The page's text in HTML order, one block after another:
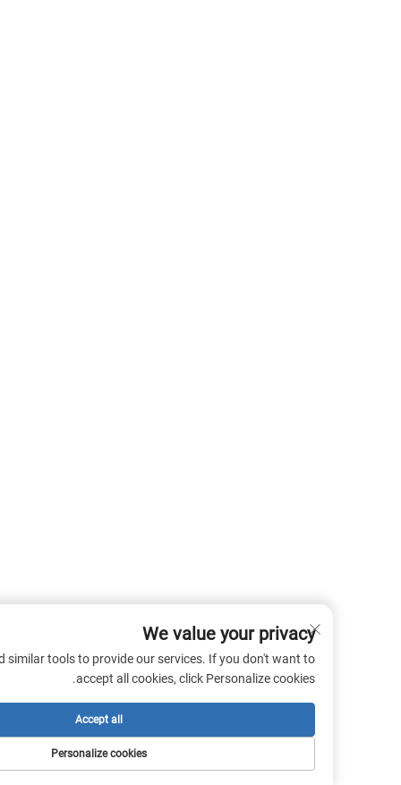
We value your privacy
cookies and similar tools to provide our services. If you don't want to
accept all cookies, click Personalize cookies.
Personalize cookies